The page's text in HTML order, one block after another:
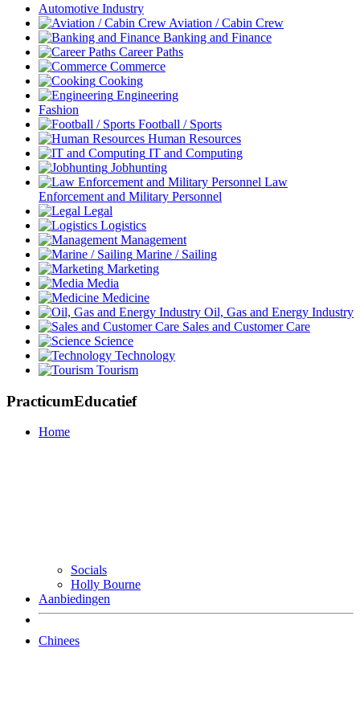
Automotive Industry
Aviation / Cabin Crew
Banking and Finance
Career Paths
Commerce
Cooking
Engineering
Fashion
Football / Sports
Human Resources
IT and Computing
Jobhunting
Law
Enforcement and Military Personnel
Legal
Logistics
Management
Marine / Sailing
Marketing
Media
Medicine
Oil, Gas and Energy Industry
Sales and Customer Care
Science
Technology
Tourism
PracticumEducatief
Home
Socials
Holly Bourne
Aanbiedingen
Chinees